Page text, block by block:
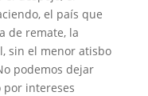
el país que
de remate, la
sin el menor atisbo
podemos dejar
por intereses